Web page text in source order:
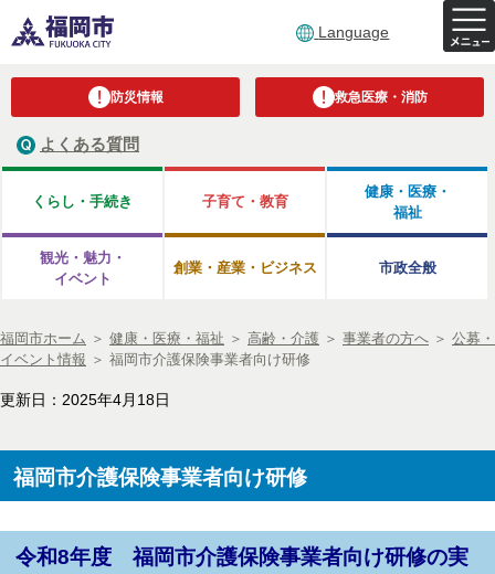
Language
防災情報 救急医療・消防
よくある質問
くらし・手続き 子育て・教育
健康・医療・
福祉
観光・魅力・
イベント
創業・産業・ビジネス 市政全般
福岡市ホーム ＞ 健康・医療・福祉 ＞ 高齢・介護 ＞ 事業者の方へ ＞ 公募・
イベント情報 ＞ 福岡市介護保険事業者向け研修
更新日：2025年4月18日
福岡市介護保険事業者向け研修
令和8年度 福岡市介護保険事業者向け研修の実